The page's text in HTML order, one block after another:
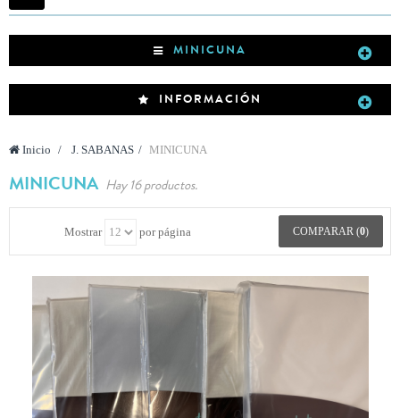
Toggle
MINICUNA
INFORMACIÓN
Inicio > J. SABANAS > MINICUNA
MINICUNA Hay 16 productos.
Mostrar por página COMPARAR (0)